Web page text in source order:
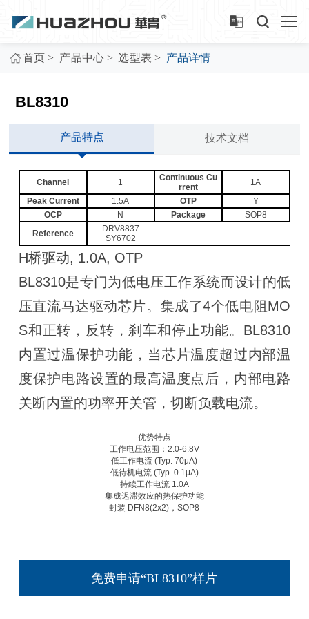
首页 > 产品中心 > 选型表 > 产品详情
BL8310
产品特点 技术文档
Channel 1
Continuous Cu
rrent
1A
Peak Current
1.5A OTP
Y
OCP
N Package
SOP8
Reference
DRV8837
SY6702
H桥驱动, 1.0A, OTP
BL8310是专门为低电压工作系统而设计的低
压直流马达驱动芯片。集成了4个低电阻MO
S和正转，反转，刹车和停止功能。BL8310
内置过温保护功能，当芯片温度超过内部温
度保护电路设置的最高温度点后，内部电路
关断内置的功率开关管，切断负载电流。
优势特点
工作电压范围：2.0-6.8V
低工作电流 (Typ. 70μA)
低待机电流 (Typ. 0.1μA)
持续工作电流 1.0A
集成迟滞效应的热保护功能
封装 DFN8(2x2)，SOP8
免费申请“BL8310”样片